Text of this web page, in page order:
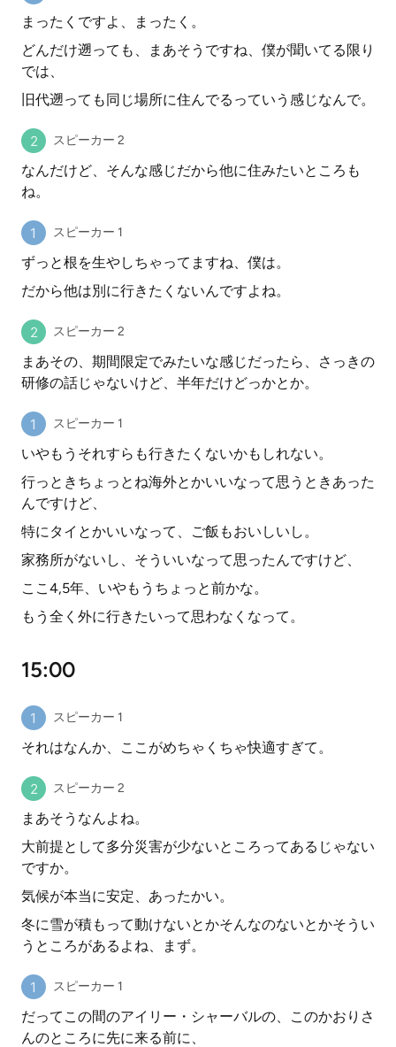
まったくですよ、まったく。
どんだけ遡っても、まあそうですね、僕が聞いてる限り
では、
旧代遡っても同じ場所に住んでるっていう感じなんで。
スピーカー 2
なんだけど、そんな感じだから他に住みたいところも
ね。
スピーカー 1
ずっと根を生やしちゃってますね、僕は。
だから他は別に行きたくないんですよね。
スピーカー 2
まあその、期間限定でみたいな感じだったら、さっきの
研修の話じゃないけど、半年だけどっかとか。
スピーカー 1
いやもうそれすらも行きたくないかもしれない。
行っときちょっとね海外とかいいなって思うときあった
んですけど、
特にタイとかいいなって、ご飯もおいしいし。
家務所がないし、そういいなって思ったんですけど、
ここ4,5年、いやもうちょっと前かな。
もう全く外に行きたいって思わなくなって。
15:00
スピーカー 1
それはなんか、ここがめちゃくちゃ快適すぎて。
スピーカー 2
まあそうなんよね。
大前提として多分災害が少ないところってあるじゃない
ですか。
気候が本当に安定、あったかい。
冬に雪が積もって動けないとかそんなのないとかそうい
うところがあるよね、まず。
スピーカー 1
だってこの間のアイリー・シャーバルの、このかおりさ
んのところに先に来る前に、